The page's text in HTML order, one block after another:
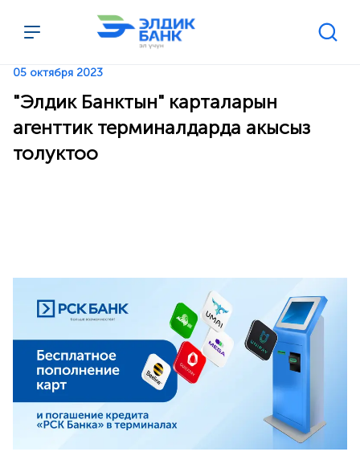
Перейти к содержимому
05 октября 2023
"Элдик Банктын" карталарын
агенттик терминалдарда акысыз
толуктоо